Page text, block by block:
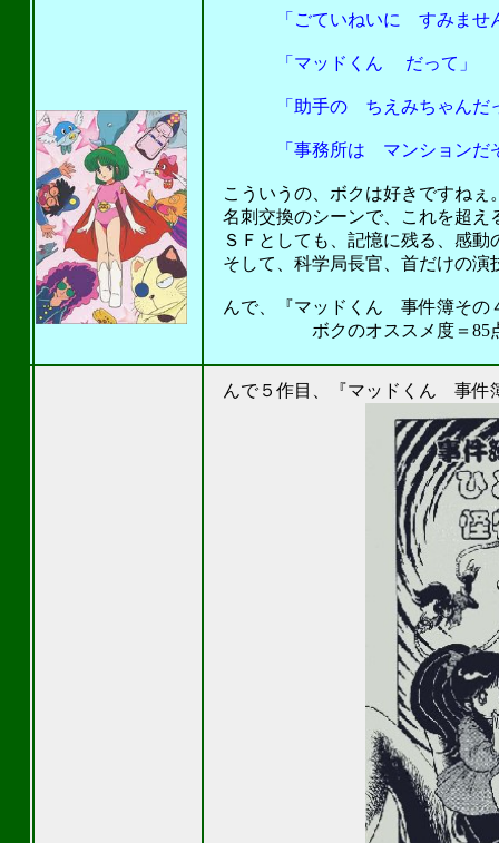
「ごていねいに すみませ
「マッドくん だって」
「助手の ちえみちゃんだっ
「事務所は マンションだぞ
こういうの、ボクは好きですねぇ
名刺交換のシーンで、これを超え
ＳＦとしても、記憶に残る、感動
そして、科学局長官、首だけの演
んで、『マッドくん 事件簿その
ボクのオススメ度＝85点。
んで５作目、『マッドくん 事件